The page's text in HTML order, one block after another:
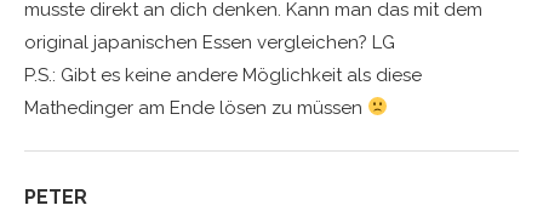
musste direkt an dich denken. Kann man das mit dem
original japanischen Essen vergleichen? LG
P.S.: Gibt es keine andere Möglichkeit als diese
Mathedinger am Ende lösen zu müssen
PETER